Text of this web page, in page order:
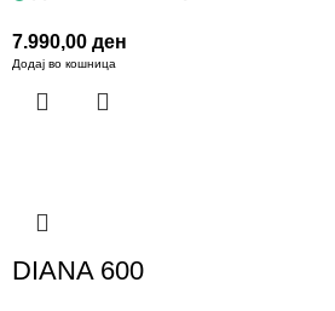
7.990,00 ден
Додај во кошница
DIANA 600